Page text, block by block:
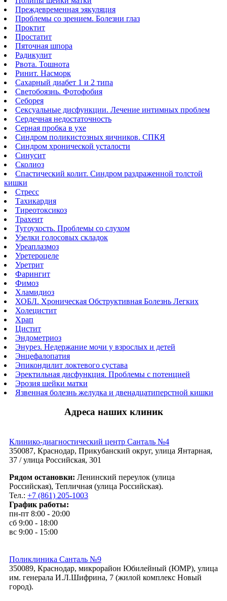
Преждевременная эякуляция
Проблемы со зрением. Болезни глаз
Проктит
Простатит
Пяточная шпора
Радикулит
Рвота. Тошнота
Ринит. Насморк
Сахарный диабет 1 и 2 типа
Светобоязнь. Фотофобия
Себорея
Сексуальные дисфункции. Лечение интимных проблем
Сердечная недостаточность
Серная пробка в ухе
Синдром поликистозных яичников. СПКЯ
Синдром хронической усталости
Синусит
Сколиоз
Спастический колит. Синдром раздраженной толстой
кишки
Стресс
Тахикардия
Тиреотоксикоз
Трахеит
Тугоухость. Проблемы со слухом
Узелки голосовых складок
Уреаплазмоз
Уретероцеле
Уретрит
Фарингит
Фимоз
Хламидиоз
ХОБЛ. Хроническая Обструктивная Болезнь Легких
Холецистит
Храп
Цистит
Эндометриоз
Энурез. Недержание мочи у взрослых и детей
Энцефалопатия
Эпикондилит локтевого сустава
Эректильная дисфункция. Проблемы с потенцией
Эрозия шейки матки
Язвенная болезнь желудка и двенадцатиперстной кишки
Адреса наших клиник
Клинико-диагностический центр Санталь №4
350087, Краснодар, Прикубанский округ, улица Янтарная,
37 / улица Российская, 301
Рядом остановки: Ленинский переулок (улица
Российская), Тепличная (улица Российская).
Тел.: +7 (861) 205-1003
График работы:
пн-пт 8:00 - 20:00
сб 9:00 - 18:00
вс 9:00 - 15:00
Поликлиника Санталь №9
350089, Краснодар, микрорайон Юбилейный (ЮМР), улица
им. генерала И.Л.Шифрина, 7 (жилой комплекс Новый
город).